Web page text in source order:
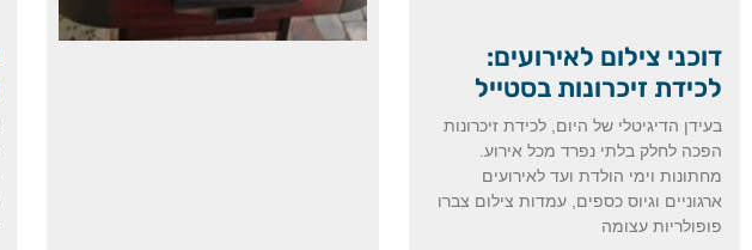
דוכני צילום לאירועים:
לכידת זיכרונות בסטייל
בעידן הדיגיטלי של היום, לכידת זיכרונות
הפכה לחלק בלתי נפרד מכל אירוע.
מחתונות וימי הולדת ועד לאירועים
ארגוניים וגיוס כספים, עמדות צילום צברו
פופולריות עצומה